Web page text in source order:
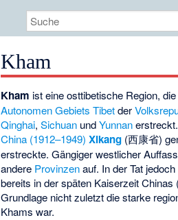
Kham
Kham ist eine osttibetische Region,
Autonomen Gebiets Tibetder
Qinghai,Sichuan undYunnan
China (1912–1949) Xikang (西康省)
erstreckte. Gängiger westlicher
andere Provinzenauf. In der Tat
bereits in der späten Kaiserzeit Chinas
Grundlage nicht zuletzt die starke
Khams war.